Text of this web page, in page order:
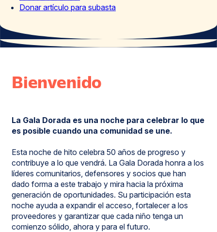
Donar artículo para subasta
Bienvenido
La Gala Dorada es una noche para celebrar lo que
es posible cuando una comunidad se une.
Esta noche de hito celebra 50 años de progreso y
contribuye a lo que vendrá. La Gala Dorada honra a los
líderes comunitarios, defensores y socios que han
dado forma a este trabajo y mira hacia la próxima
generación de oportunidades. Su participación esta
noche ayuda a expandir el acceso, fortalecer a los
proveedores y garantizar que cada niño tenga un
comienzo sólido, ahora y para el futuro.